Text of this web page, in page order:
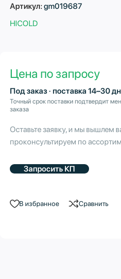
Артикул:gm019687
HICOLD
Цена по запросу
Под заказ · поставка 14–30
Точный срок поставки подтвердит
заказа
Оставьте заявку, и мы вышлем
проконсультируем по
Запросить КП
В избранное Сравнить